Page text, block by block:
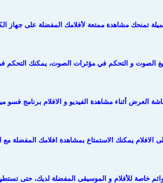
تمنحك مشاهدة ممتعة لأفلامك المفضلة على جهاز
الصوت و التحكم في مؤثرات الصوت، يمكنك التحكم
العرض أثناء مشاهدة الفيديو و الافلام برنامج فسو
الافلام يمكنك الاستمتاع بمشاهدة افلامك المفضلة
خاصة للأفلام و الموسيقى المفضلة لديك، حتى